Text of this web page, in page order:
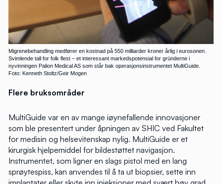
Migrenebehandling medfører en kostnad på 550 milliarder kroner årlig i eurosonen.
Svimlende tall for folk flest – et interessant markedspotensial for gründerne i
nyvinningen Palion Medical AS som står bak operasjonsinstrumentet MultiGuide.
Foto: Kenneth Stoltz/Geir Mogen
Flere bruksområder
MultiGuide var en av mange iøynefallende innovasjoner
som ble presentert under åpningen av SHIC ved Fakultet
for medisin og helsevitenskap nylig. MultiGuide er et
kirurgisk hjelpemiddel for bildestøttet navigasjon.
Instrumentet, som ligner en slags pistol med en lang
sprøytespiss, kan anvendes til å ta ut biopsier, sette inn